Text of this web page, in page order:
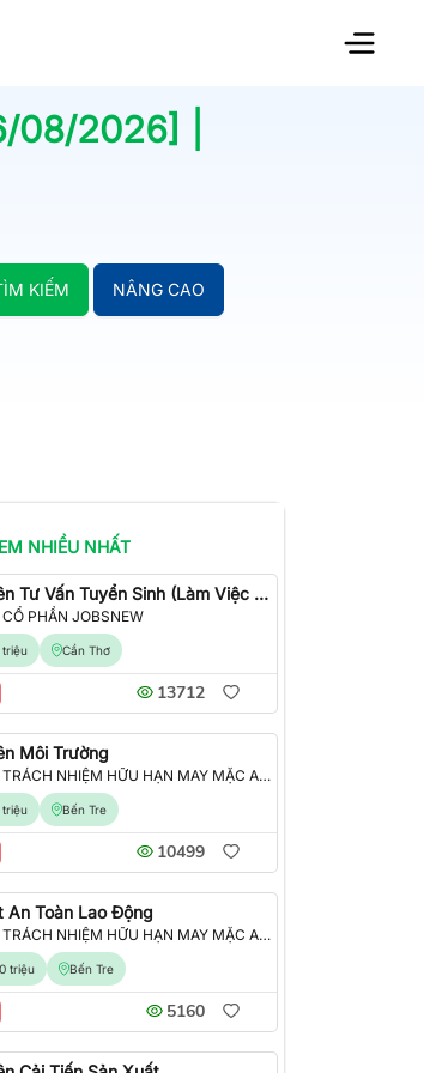
08/2026] |
KIẾM NÂNG CAO
NHIỀU NHẤT
Nhân Viên Tư Vấn Tuyển Sinh (Làm Việc Tại Văn Phòng)
PHẦN JOBSNEW
Cần Thơ
13712
Môi Trường
CÔNG TY TRÁCH NHIỆM HỮU HẠN MAY MẶC ALLIANCE ONE
Bến Tre
10499
An Toàn Lao Động
CÔNG TY TRÁCH NHIỆM HỮU HẠN MAY MẶC ALLIANCE ONE
triệu Bến Tre
5160